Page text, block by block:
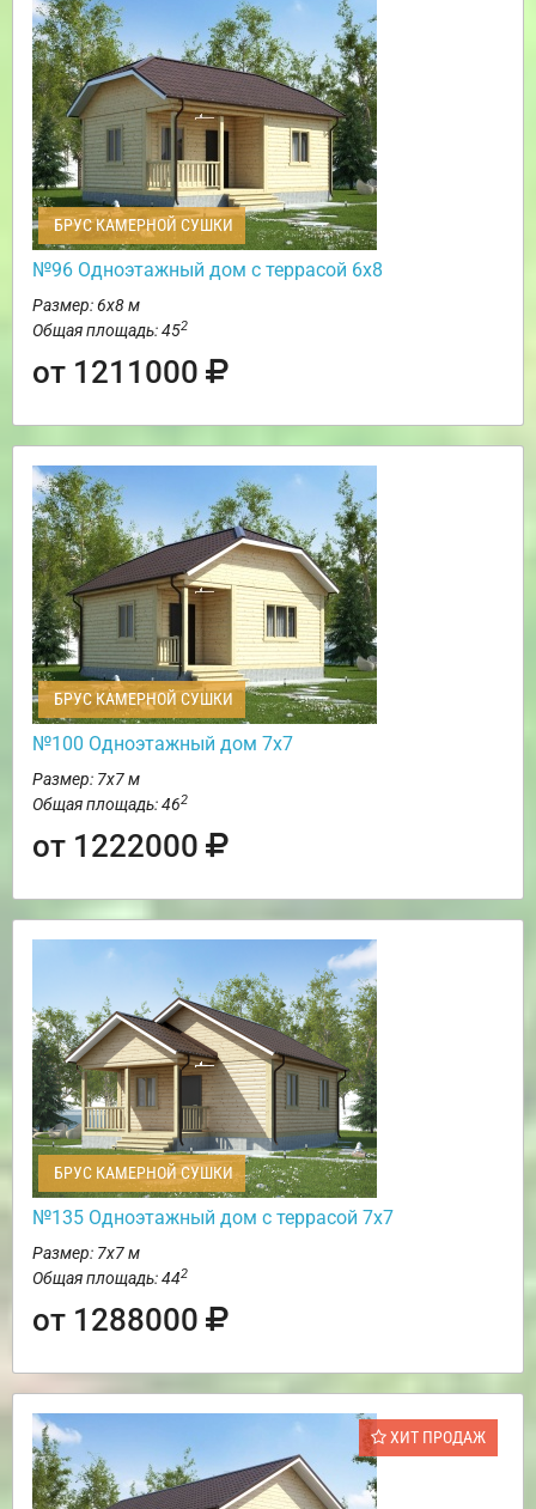
БРУС КАМЕРНОЙ СУШКИ
№96 Одноэтажный дом с террасой 6х8
Размер: 6х8 м
Общая площадь: 452
от 1211000
БРУС КАМЕРНОЙ СУШКИ
№100 Одноэтажный дом 7х7
Размер: 7х7 м
Общая площадь: 462
от 1222000
БРУС КАМЕРНОЙ СУШКИ
№135 Одноэтажный дом с террасой 7х7
Размер: 7х7 м
Общая площадь: 442
от 1288000
ХИТ ПРОДАЖ